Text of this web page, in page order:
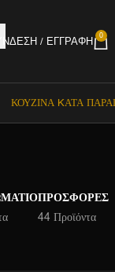
/ ΕΓΓΡΑΦΉ 0
ΚΟΥΖΊΝΑ KΑΤΆ
ΠΡΟΣΦΟΡΈΣ
44 Προϊόντα